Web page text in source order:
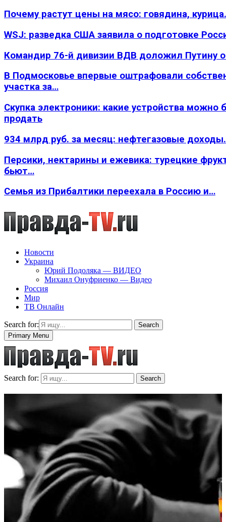
Почему растут цены на мясо: говядина,
WSJ: разведка США заявила о подготовке
Командир 76-й дивизии ВДВ доложил Путину
В Подмосковье впервые оштрафовали
участка за…
Скупка электроники: какие устройства можно
продать
934 млрд руб. за месяц: нефтегазовые
Персики, нектарины и ежевика: турецкие
бьют…
Семья из Прибалтики переехала в Россию и…
Новости
Украина
Юрий Подоляка — ВИДЕО
Михаил Онуфриенко — Видео
Россия
Мир
ТВ Онлайн
Search for:
Search
Primary Menu
Search for: Search